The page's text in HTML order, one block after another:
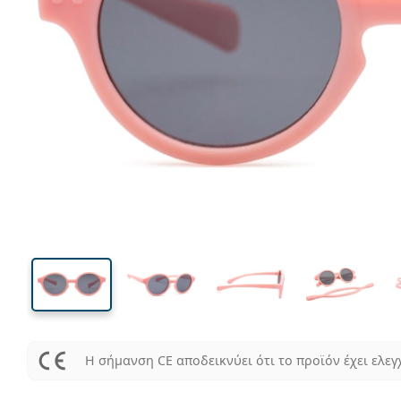
Μήκος σκελετού
31 mm
Ύψος φακού Μήκος φακού
Μήκος
φακού
Η σήμανση CE αποδεικνύει ότι το προϊόν έχει